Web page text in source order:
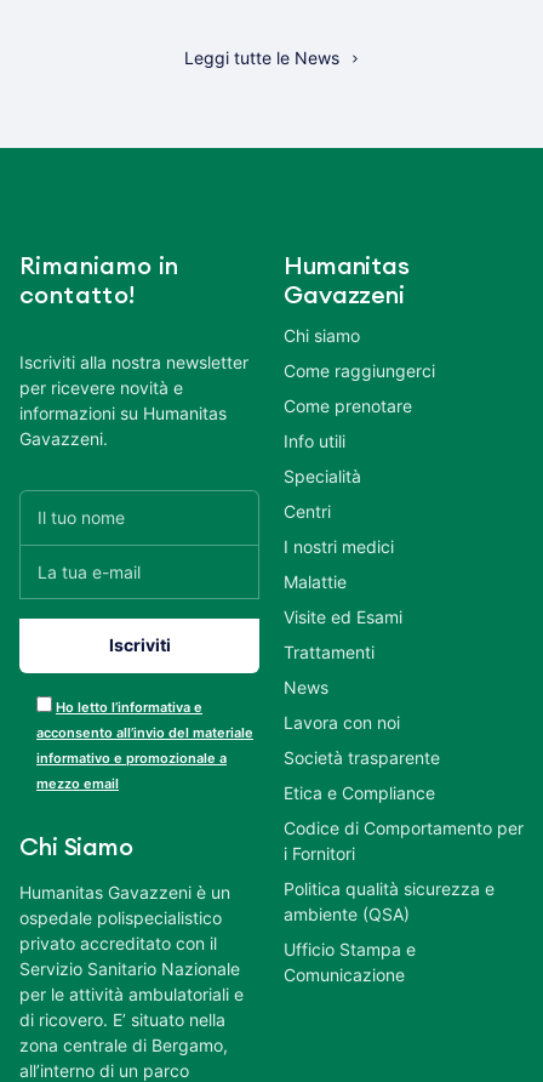
Leggi tutte le News
Rimaniamo in
contatto!
Iscriviti alla nostra newsletter
per ricevere novità e
informazioni su Humanitas
Gavazzeni.
Ho letto l’informativa e
acconsento all’invio del materiale
informativo e promozionale a
mezzo email
Chi Siamo
Humanitas Gavazzeni è un
ospedale polispecialistico
privato accreditato con il
Servizio Sanitario Nazionale
per le attività ambulatoriali e
di ricovero. E’ situato nella
zona centrale di Bergamo,
all’interno di un parco
Humanitas
Gavazzeni
Chi siamo
Come raggiungerci
Come prenotare
Info utili
Specialità
Centri
I nostri medici
Malattie
Visite ed Esami
Trattamenti
News
Lavora con noi
Società trasparente
Etica e Compliance
Codice di Comportamento per
i Fornitori
Politica qualità sicurezza e
ambiente (QSA)
Ufficio Stampa e
Comunicazione